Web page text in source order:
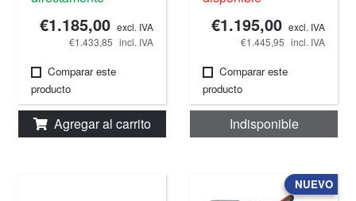
€1.185,00 excl. IVA
€1.433,85 incl. IVA
Comparar este
producto
Agregar al carrito
€1.195,00 excl. IVA
€1.445,95 incl. IVA
Comparar este
producto
Indisponible
NUEVO